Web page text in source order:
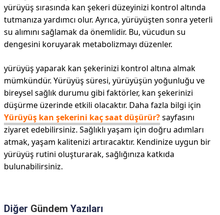
yürüyüş sırasında kan şekeri düzeyinizi kontrol altında
tutmanıza yardımcı olur. Ayrıca, yürüyüşten sonra yeterli
su alımını sağlamak da önemlidir. Bu, vücudun su
dengesini koruyarak metabolizmayı düzenler.
yürüyüş yaparak kan şekerinizi kontrol altına almak
mümkündür. Yürüyüş süresi, yürüyüşün yoğunluğu ve
bireysel sağlık durumu gibi faktörler, kan şekerinizi
düşürme üzerinde etkili olacaktır. Daha fazla bilgi için
Yürüyüş kan şekerini kaç saat düşürür?sayfasını
ziyaret edebilirsiniz. Sağlıklı yaşam için doğru adımları
atmak, yaşam kalitenizi artıracaktır. Kendinize uygun bir
yürüyüş rutini oluşturarak, sağlığınıza katkıda
bulunabilirsiniz.
Diğer Gündem Yazıları